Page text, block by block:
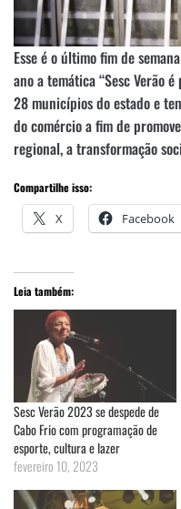
Esse é o último fim de
ano a temática “Sesc Verão
28 municípios do estado e
do comércio a fim de
regional, a transformação
Compartilhe isso:
X Facebook
Leia também:
Sesc Verão 2023 se despede de
Cabo Frio com programação de
esporte, cultura e lazer
fevereiro 10, 2023